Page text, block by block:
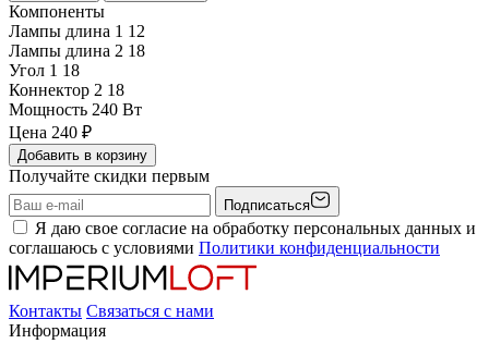
Компоненты
Лампы длина 1 12
Лампы длина 2 18
Угол 1 18
Коннектор 2 18
Мощность 240 Вт
Цена 240 ₽
Добавить в корзину
Получайте скидки первым
Подписаться
Я даю свое согласие на обработку персональных данных и
соглашаюсь с условиями Политики конфиденциальности
Контакты Связаться с нами
Информация